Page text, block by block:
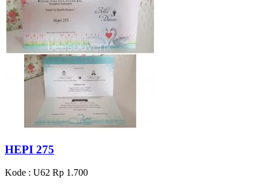
HEPI 275
Kode : U62 Rp 1.700